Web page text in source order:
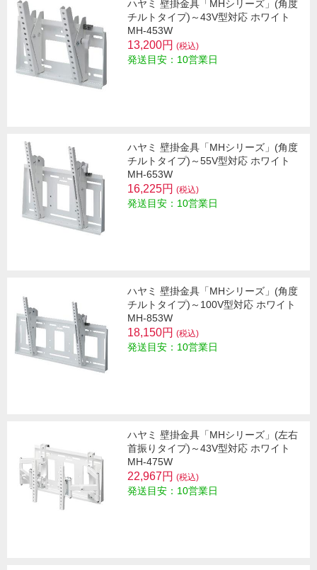
ハヤミ 壁掛金具「MHシリーズ」(角度
チルトタイプ)～43V型対応 ホワイト
MH-453W
13,200円 (税込)
発送目安：10営業日
ハヤミ 壁掛金具「MHシリーズ」(角度
チルトタイプ)～55V型対応 ホワイト
MH-653W
16,225円 (税込)
発送目安：10営業日
ハヤミ 壁掛金具「MHシリーズ」(角度
チルトタイプ)～100V型対応 ホワイト
MH-853W
18,150円 (税込)
発送目安：10営業日
ハヤミ 壁掛金具「MHシリーズ」(左右
首振りタイプ)～43V型対応 ホワイト
MH-475W
22,967円 (税込)
発送目安：10営業日